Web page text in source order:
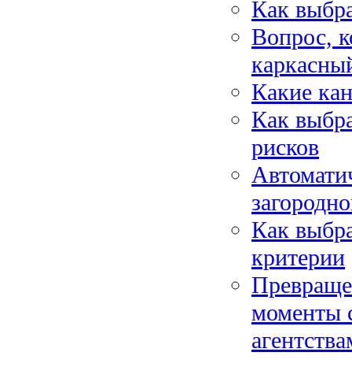
Как
Вопрос,
Какие
Как
рисков
Как
критерии
моменты